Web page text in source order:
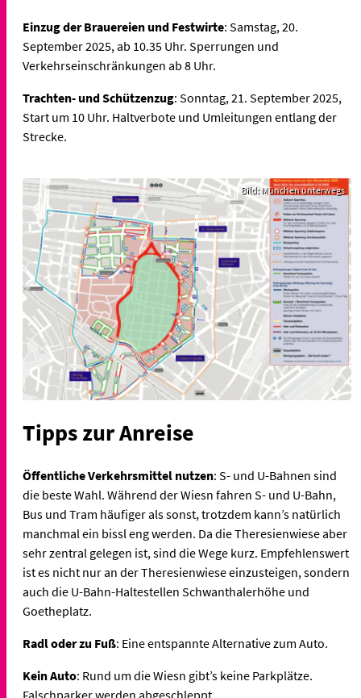
Einzug der Brauereien und Festwirte: Samstag, 20.
September 2025, ab 10.35 Uhr. Sperrungen und
Verkehrseinschränkungen ab 8 Uhr.
Trachten- und Schützenzug: Sonntag, 21. September 2025,
Start um 10 Uhr. Haltverbote und Umleitungen entlang der
Strecke.
Bild: München unterwegs
Tipps zur Anreise
Öffentliche Verkehrsmittel nutzen: S- und U-Bahnen sind
die beste Wahl. Während der Wiesn fahren S- und U-Bahn,
Bus und Tram häufiger als sonst, trotzdem kann’s natürlich
manchmal ein bissl eng werden. Da die Theresienwiese aber
sehr zentral gelegen ist, sind die Wege kurz. Empfehlenswert
ist es nicht nur an der Theresienwiese einzusteigen, sondern
auch die U-Bahn-Haltestellen Schwanthalerhöhe und
Goetheplatz.
Radl oder zu Fuß: Eine entspannte Alternative zum Auto.
Kein Auto: Rund um die Wiesn gibt’s keine Parkplätze.
Falschparker werden abgeschleppt.